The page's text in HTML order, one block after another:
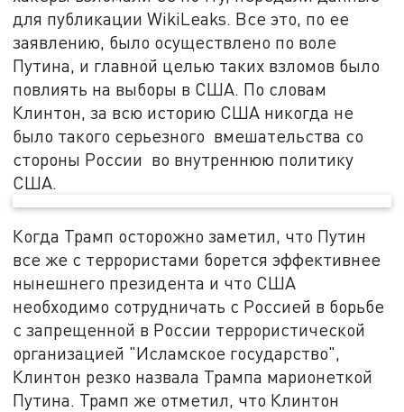
для публикации WikiLeaks. Все это, по ее
заявлению, было осуществлено по воле
Путина, и главной целью таких взломов было
повлиять на выборы в США. По словам
Клинтон, за всю историю США никогда не
было такого серьезного вмешательства со
стороны России во внутреннюю политику
США.
Когда Трамп осторожно заметил, что Путин
все же с террористами борется эффективнее
нынешнего президента и что США
необходимо сотрудничать с Россией в борьбе
с запрещенной в России террористической
организацией "Исламское государство",
Клинтон резко назвала Трампа марионеткой
Путина. Трамп же отметил, что Клинтон